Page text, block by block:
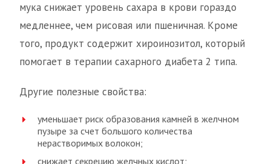
мука снижает уровень сахара в крови гораздо
медленнее, чем рисовая или пшеничная. Кроме
того, продукт содержит хироинозитол, который
помогает в терапии сахарного диабета 2 типа.
Другие полезные свойства:
уменьшает риск образования камней в желчном
пузыре за счет большого количества
нерастворимых волокон;
снижает секрецию желчных кислот;